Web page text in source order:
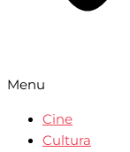
Menu
Cine
Cultura